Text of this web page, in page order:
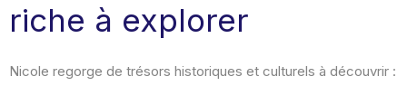
riche à explorer
Nicole regorge de trésors historiques et culturels à découvrir :